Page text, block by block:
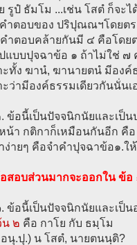
รูปํ ธัมโม ...เช่น โสตํ ก็จะ
ำตอบของ ปริปุณณฯโดยต
ำตอบคล้ายกันมี ๔ คือโดย
แบบปุจฉาข้อ ๑ ถ้าไม่ใช่ ๗
ะทั้ง ฆานํ, ฆานายตนํ มีอง
ะว่ามีองค์ธรรมเดียวกันนั่นเ
ข้อนี้เป็นปัจจนิกนัยและเป็
น้า กติกาก็เหมือนกันอีก คื
ง่ายๆ คือจำคำปุจฉาข้อ๑.
สอบส่วนมากจะออกใน ข้อ
ข้อนี้เป็นปัจจนิกนัยและเป็
น ๒ คือ กาโย กับ ธมฺโม
อนุ.ปุ.) น โสตํ, นายตนนฺติ?